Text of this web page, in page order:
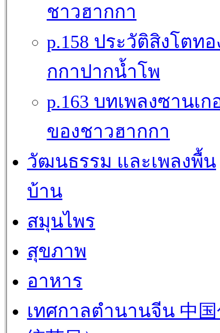
ชาวฮากกา
p.158 ประวัติสิงโตท
กกาปากน้ำโพ
p.163 บทเพลงซานเก
ของชาวฮากกา
วัฒนธรรม และเพลงพื้น
บ้าน
สมุนไพร
สุขภาพ
อาหาร
เทศกาลตำนานจีน 中